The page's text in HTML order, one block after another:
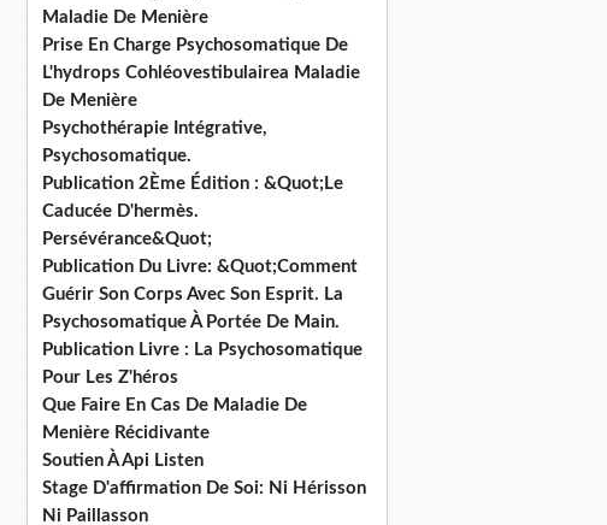
Maladie De Menière
Prise En Charge Psychosomatique De
L'hydrops Cohléovestibulairea Maladie
De Menière
Psychothérapie Intégrative,
Psychosomatique.
Publication 2Ème Édition : &Quot;Le
Caducée D'hermès.
Persévérance&Quot;
Publication Du Livre: &Quot;Comment
Guérir Son Corps Avec Son Esprit. La
Psychosomatique À Portée De Main.
Publication Livre : La Psychosomatique
Pour Les Z'héros
Que Faire En Cas De Maladie De
Menière Récidivante
Soutien À Api Listen
Stage D'affirmation De Soi: Ni Hérisson
Ni Paillasson